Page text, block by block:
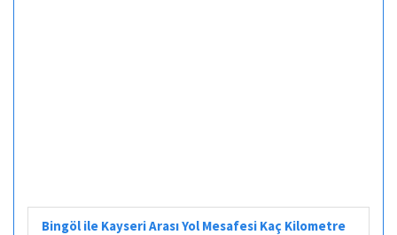
Bingöl ile Kayseri Arası Yol Mesafesi Kaç Kilometre